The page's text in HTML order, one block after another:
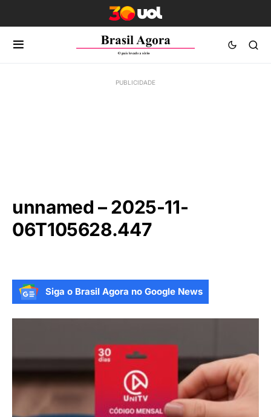
unnamed – 2025-11-
06T105628.447
Siga o Brasil Agora no Google News